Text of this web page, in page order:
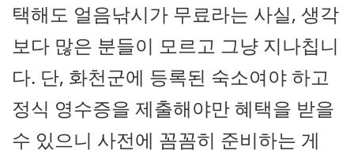
택해도 얼음낚시가 무료라는 사실, 생각
보다 많은 분들이 모르고 그냥 지나칩니
다. 단, 화천군에 등록된 숙소여야 하고
정식 영수증을 제출해야만 혜택을 받을
수 있으니 사전에 꼼꼼히 준비하는 게